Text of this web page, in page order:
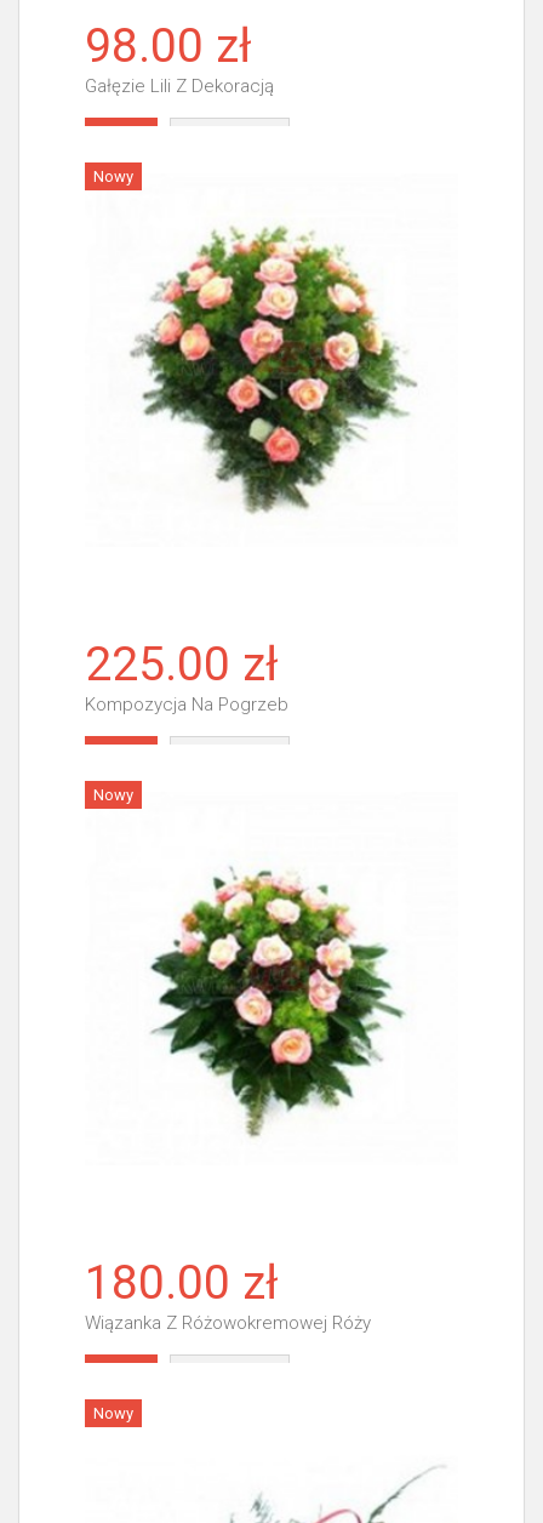
98.00 zł
Gałęzie Lili Z Dekoracją
Nowy
225.00 zł
Kompozycja Na Pogrzeb
Nowy
180.00 zł
Wiązanka Z Różowokremowej Róży
Nowy